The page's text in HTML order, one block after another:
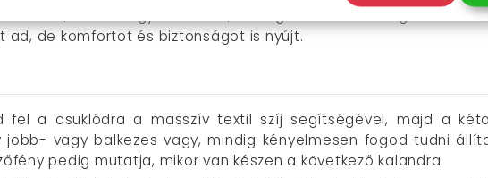
eszköz, hanem egy sokoldalú, mindig kéznél lévő megoldás. Ez
ad, de komfortot és biztonságot is nyújt.
fel a csuklódra a masszív textil szíj segítségével, majd a
vagy balkezes vagy, mindig kényelmesen fogod tudni
pedig mutatja, mikor van készen a következő kalandra.